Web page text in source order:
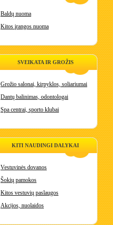
Baldų nuoma
Kitos įrangos nuoma
SVEIKATA IR GROŽIS
Grožio salonai, kirpyklos, soliariumai
Dantų balinimas, odontologai
Spa centrai, sporto klubai
KITI NAUDINGI DALYKAI
Vestuvinės dovanos
Šokių pamokos
Kitos vestuvių paslaugos
Akcijos, nuolaidos